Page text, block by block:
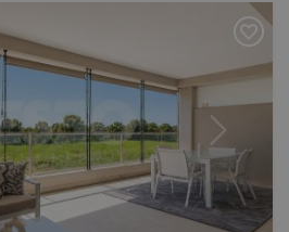
Suivant